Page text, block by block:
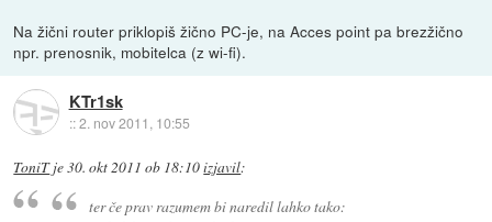
Na žični router priklopiš žično PC-je, na Acces point pa brezžično
npr. prenosnik, mobitelca (z wi-fi).
KTr1sk
::2. nov 2011, 10:55
ToniTje30. okt 2011 ob 18:10izjavil:
ter če prav razumem bi naredil lahko tako: